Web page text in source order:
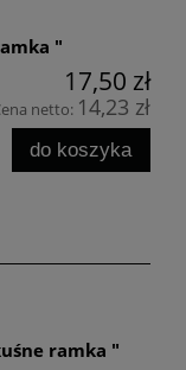
"
17,50 zł
netto: 14,23 zł
do koszyka
ramka "